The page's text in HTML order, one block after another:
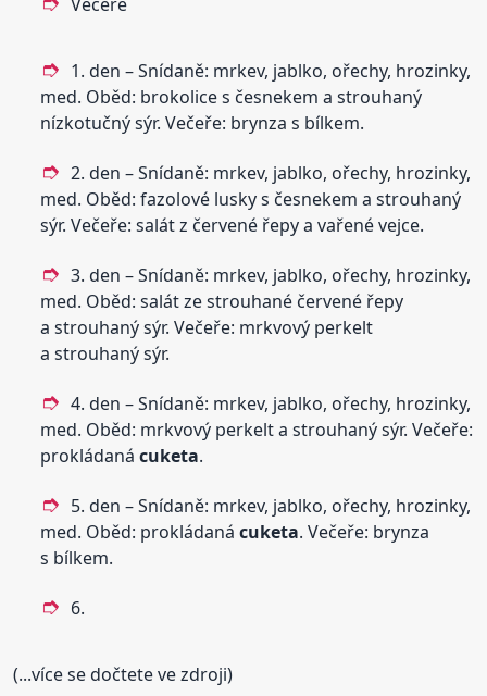
1. den – Snídaně: mrkev, jablko, ořechy, hrozinky,
med. Oběd: brokolice s česnekem a strouhaný
nízkotučný sýr. Večeře: brynza s bílkem.
2. den – Snídaně: mrkev, jablko, ořechy, hrozinky,
med. Oběd: fazolové lusky s česnekem a strouhaný
sýr. Večeře: salát z červené řepy a vařené vejce.
3. den – Snídaně: mrkev, jablko, ořechy, hrozinky,
med. Oběd: salát ze strouhané červené řepy
a strouhaný sýr. Večeře: mrkvový perkelt
a strouhaný sýr.
4. den – Snídaně: mrkev, jablko, ořechy, hrozinky,
med. Oběd: mrkvový perkelt a strouhaný sýr. Večeře:
prokládanácuketa.
5. den – Snídaně: mrkev, jablko, ořechy, hrozinky,
med. Oběd: prokládanácuketa. Večeře: brynza
s bílkem.
6.
(...více se dočtete ve zdroji)